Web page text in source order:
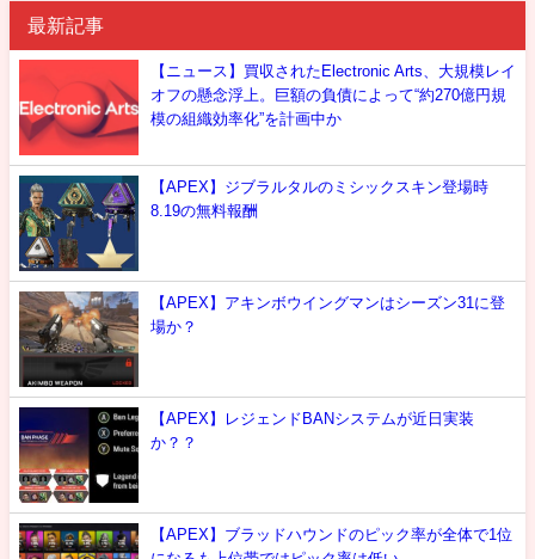
最新記事
【ニュース】買収されたElectronic Arts、大規模レイ
オフの懸念浮上。巨額の負債によって“約270億円規
模の組織効率化”を計画中か
【APEX】ジブラルタルのミシックスキン登場時
8.19の無料報酬
【APEX】アキンボウイングマンはシーズン31に登
場か？
【APEX】レジェンドBANシステムが近日実装
か？？
【APEX】ブラッドハウンドのピック率が全体で1位